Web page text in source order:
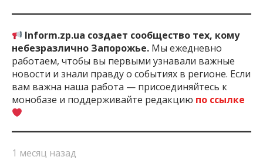
Inform.zp.ua создает сообщество тех, кому
небезразлично Запорожье. Мы ежедневно
работаем, чтобы вы первыми узнавали важные
новости и знали правду о событиях в регионе. Если
вам важна наша работа — присоединяйтесь к
монобазе и поддерживайте редакцию по ссылке
1 месяц назад